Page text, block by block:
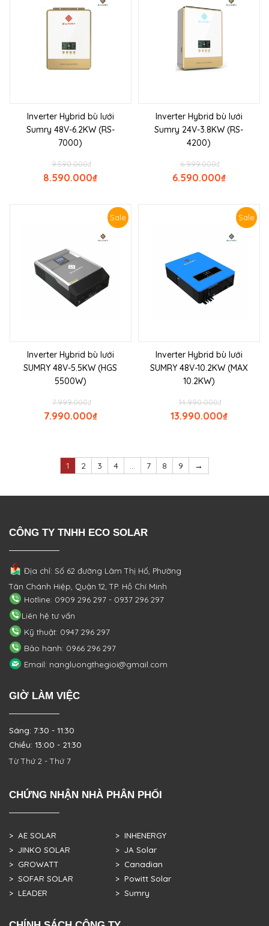
Inverter Hybrid bù lưới
Sumry 48V-6.2KW (RS-
7000)
₫
9.590.000
₫
8.590.000
Inverter Hybrid bù lưới
Sumry 24V-3.8KW (RS-
4200)
₫
6.999.000
₫
6.590.000
Sale
Inverter Hybrid bù lưới
SUMRY 48V-5.5KW (HGS
5500W)
₫
7.999.000
₫
7.990.000
Sale
Inverter Hybrid bù lưới
SUMRY 48V-10.2KW (MAX
10.2KW)
₫
14.990.000
₫
13.990.000
1 2 3 4 … 7 8 9 →
CÔNG TY TNHH ECO SOLAR
Địa chỉ: Số 62 đường Lâm Thị Hố, Phường
Tân Chánh Hiệp, Quận 12, TP. Hồ Chí Minh
Hotline: 0909 296 297 - 0937 296 297
Liên hệ tư vấn
Kỹ thuật: 0947 296 297
Bảo hành: 0966 296 297
Email: nangluongthegioi@gmail.com
GIỜ LÀM VIỆC
Sáng: 7:30 - 11:30
Chiều: 13:00 - 21:30
Từ Thứ 2 - Thứ 7
CHỨNG NHẬN NHÀ PHÂN PHỐI
> AE SOLAR
> JINKO SOLAR
> GROWATT
> SOFAR SOLAR
> LEADER
> INHENERGY
> JA Solar
> Canadian
> Powitt Solar
> Sumry